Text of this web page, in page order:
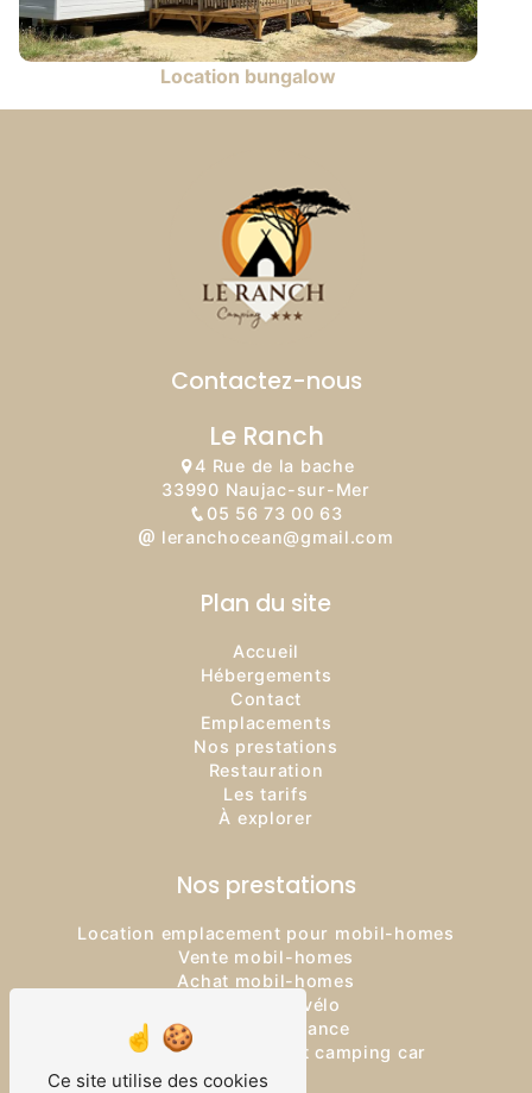
Location bungalow
Contactez-nous
Le Ranch
4 Rue de la bache
33990 Naujac-sur-Mer
05 56 73 00 63
leranchocean@gmail.com
Plan du site
Accueil
Hébergements
Contact
Emplacements
Nos prestations
Restauration
Les tarifs
À explorer
Nos prestations
Location emplacement pour mobil-homes
Vente mobil-homes
Achat mobil-homes
Location de vélo
Logement vacance
Location emplacement camping car
Camping
Ce site utilise des cookies